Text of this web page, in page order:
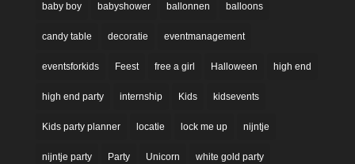
baby boy babyshower ballonnen balloons
candy table decoratie eventmanagement
eventsforkids Feest free a girl Halloween high end
high end party internship Kids kidsevents
Kids party planner locatie lock me up nijntje
nijntje party Party Unicorn white gold party